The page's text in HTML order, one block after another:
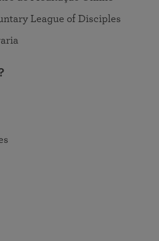
League of Disciples